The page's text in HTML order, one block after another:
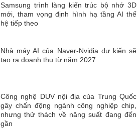
Samsung trình làng kiến trúc bộ nhớ 3D
mới, tham vọng định hình hạ tầng AI thế
hệ tiếp theo
Nhà máy AI của Naver-Nvidia dự kiến ​​sẽ
tạo ra doanh thu từ năm 2027
Công nghệ DUV nội địa của Trung Quốc
gây chấn động ngành công nghiệp chip,
nhưng thử thách về năng suất đang đến
gần